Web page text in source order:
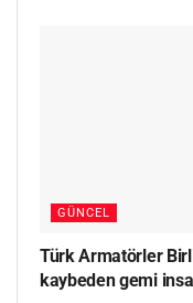
GÜNCEL
Türk Armatörler
kaybeden gemi